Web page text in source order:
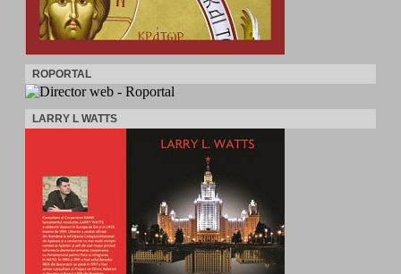
ROPORTAL
LARRY L WATTS